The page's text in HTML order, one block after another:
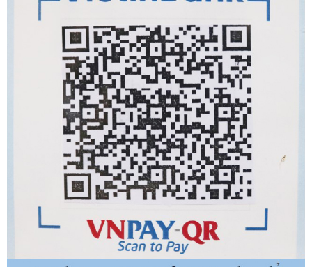
Khoa Huyết học - Truyền máu
Khoa Kiểm soát nhiễm khuẩn
Phòng Kế hoạch tổng hợp
Phòng Điều dưỡng
Phòng Tài chính kế toán
Phòng Hành chính quản trị
Phòng Vật tư - Thiết bị y tế
Phòng Tổ chức cán bộ
Phòng Quản lý chất lượng
Khoa Sơ sinh
Khoa Tai Mũi Họng
Khoa Răng Hàm Mặt